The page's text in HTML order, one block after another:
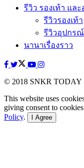
รีวิว รองเท้า แล
รีวิวรองเท้า
รีวิวอุปกร
นานาเรื่องราว
© 2018 SNKR TODAY
This website uses
giving consent to
Policy. I Agree